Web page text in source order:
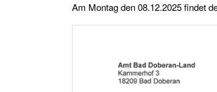
Am Montag den 08.12.2025 findet